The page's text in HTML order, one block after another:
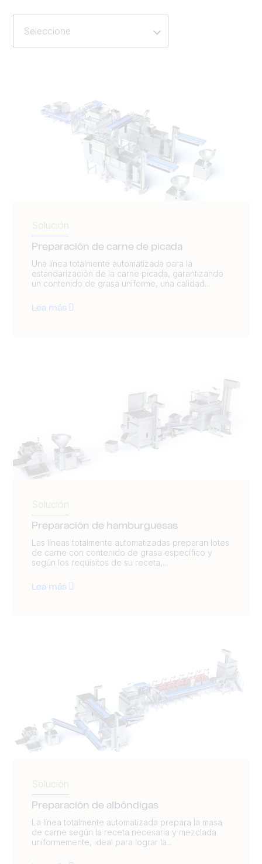
Seleccione
Solución
Preparación de carne de picada
Una línea totalmente automatizada para la
estandarización de la carne picada, garantizando
un contenido de grasa uniforme, una calidad...
Lea más
Solución
Preparación de hamburguesas
Las líneas totalmente automatizadas preparan lotes
de carne con contenido de grasa específico y
según los requisitos de su receta,...
Lea más
Solución
Preparación de albóndigas
La línea totalmente automatizada prepara la masa
de carne según la receta necesaria y mezclada
uniformemente, ideal para lograr la...